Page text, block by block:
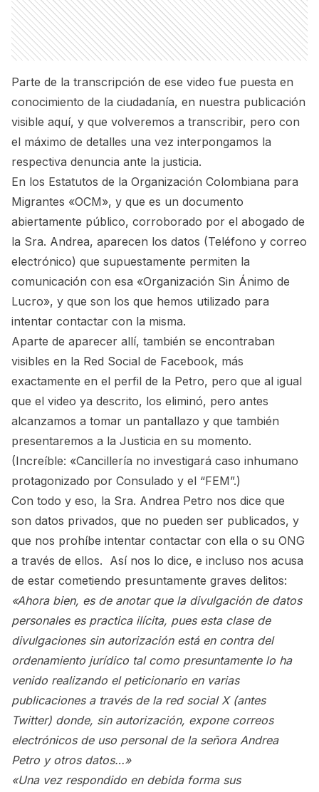
Parte de la transcripción de ese video fue puesta en
conocimiento de la ciudadanía, en nuestra publicación
visible aquí, y que volveremos a transcribir, pero con
el máximo de detalles una vez interpongamos la
respectiva denuncia ante la justicia.
En los Estatutos de la Organización Colombiana para
Migrantes «OCM», y que es un documento
abiertamente público, corroborado por el abogado de
la Sra. Andrea, aparecen los datos (Teléfono y correo
electrónico) que supuestamente permiten la
comunicación con esa «Organización Sin Ánimo de
Lucro», y que son los que hemos utilizado para
intentar contactar con la misma.
Aparte de aparecer allí, también se encontraban
visibles en la Red Social de Facebook, más
exactamente en el perfil de la Petro, pero que al igual
que el video ya descrito, los eliminó, pero antes
alcanzamos a tomar un pantallazo y que también
presentaremos a la Justicia en su momento.
(Increíble: «Cancillería no investigará caso inhumano
protagonizado por Consulado y el “FEM”.)
Con todo y eso, la Sra. Andrea Petro nos dice que
son datos privados, que no pueden ser publicados, y
que nos prohíbe intentar contactar con ella o su ONG
a través de ellos. Así nos lo dice, e incluso nos acusa
de estar cometiendo presuntamente graves delitos:
«Ahora bien, es de anotar que la divulgación de datos
personales es practica ilícita, pues esta clase de
divulgaciones sin autorización está en contra del
ordenamiento jurídico tal como presuntamente lo ha
venido realizando el peticionario en varias
publicaciones a través de la red social X (antes
Twitter) donde, sin autorización, expone correos
electrónicos de uso personal de la señora Andrea
Petro y otros datos…»
«Una vez respondido en debida forma sus